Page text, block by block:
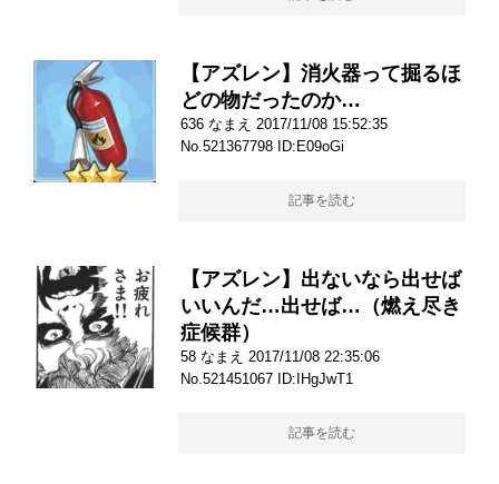
【アズレン】消火器って掘るほ
どの物だったのか…
636 なまえ 2017/11/08 15:52:35
No.521367798 ID:E09oGi
記事を読む
【アズレン】出ないなら出せば
いいんだ…出せば…（燃え尽き
症候群）
58 なまえ 2017/11/08 22:35:06
No.521451067 ID:IHgJwT1
記事を読む